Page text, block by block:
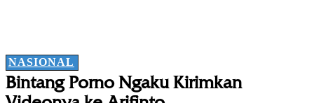
NASIONAL
Bintang Porno Ngaku Kirimkan